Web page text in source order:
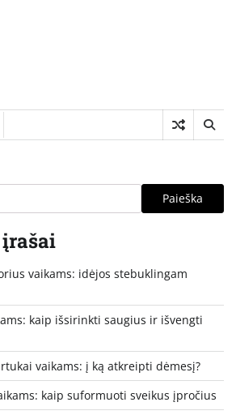
Paieška
vaikams: idėjos stebuklingam
kaip išsirinkti saugius ir išvengti
vaikams: į ką atkreipti dėmesį?
kaip suformuoti sveikus įpročius